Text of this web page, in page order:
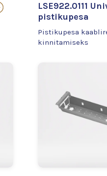
LSE922.0111
pistikupesa
Pistikupesa
kinnitamiseks